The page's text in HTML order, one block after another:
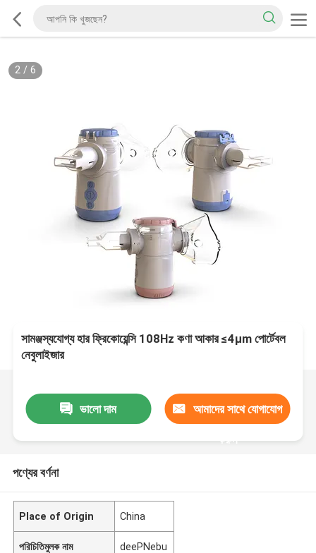
2/ 6
সামঞ্জস্যযোগ্য হার ফ্রিকোয়েন্সি 108Hz কণা আকার ≤4μm পোর্টেবল
নেবুলাইজার
ভালো দাম আমাদের সাথে যোগাযোগ
করুন
পণ্যের বর্ণনা
Place of Origin China
পরিচিতিমুলক নাম deePNebu